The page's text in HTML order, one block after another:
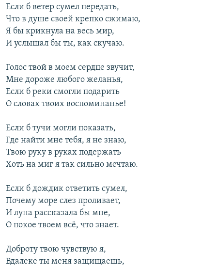
Если б ветер сумел передать,
Что в душе своей крепко сжимаю,
Я бы крикнула на весь мир,
И услышал бы ты, как скучаю.
Голос твой в моем сердце звучит,
Мне дороже любого желанья,
Если б реки смогли подарить
О словах твоих воспоминанье!
Если б тучи могли показать,
Где найти мне тебя, я не знаю,
Твою руку в руках подержать
Хоть на миг я так сильно мечтаю.
Если б дождик ответить сумел,
Почему море слез проливает,
И луна рассказала бы мне,
О покое твоем всё, что знает.
Доброту твою чувствую я,
Вдалеке ты меня защищаешь,